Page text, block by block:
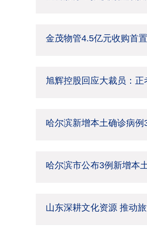
金茂物管4.5亿元收购首
旭辉控股回应大裁员：
哈尔滨新增本土确诊病
哈尔滨市公布3例新增本
山东深耕文化资源 推动